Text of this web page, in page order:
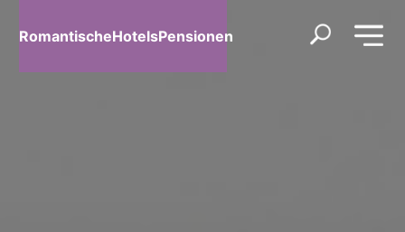
RomantischeHotelsPensionen